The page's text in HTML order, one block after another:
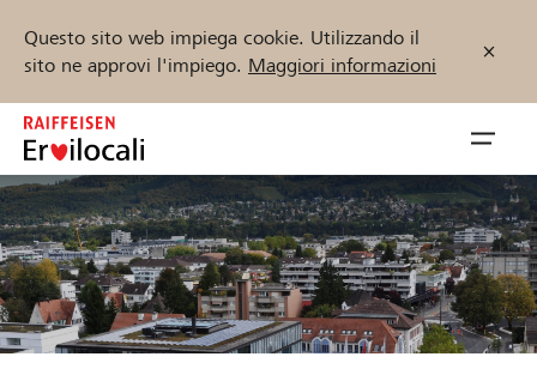
Questo sito web impiega cookie. Utilizzando il
sito ne approvi l'impiego. Maggiori informazioni
Zum
Inhalt
springen
öffnen
Trova progetti e organizzazioni
Inizia ora